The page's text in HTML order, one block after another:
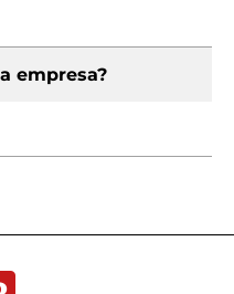
empresa?